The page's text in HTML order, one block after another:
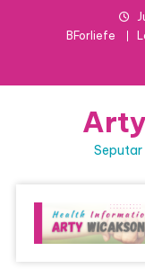
BForliefe
Seputar